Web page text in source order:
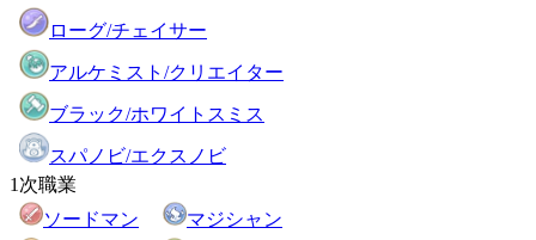
ローグ/チェイサー
アルケミスト/クリエイター
ブラック/ホワイトスミス
スパノビ/エクスノビ
1次職業
ソードマン
マジシャン